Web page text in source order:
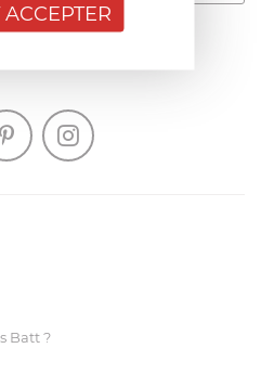
Batt ?